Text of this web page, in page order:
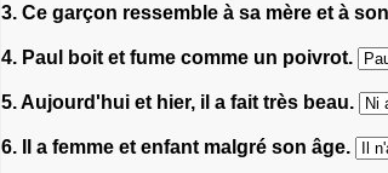
3. Ce garçon ressemble à sa mère et à
4. Paul boit et fume comme un poivrot.
5. Aujourd'hui et hier, il a fait très beau.
6. Il a femme et enfant malgré son âge.